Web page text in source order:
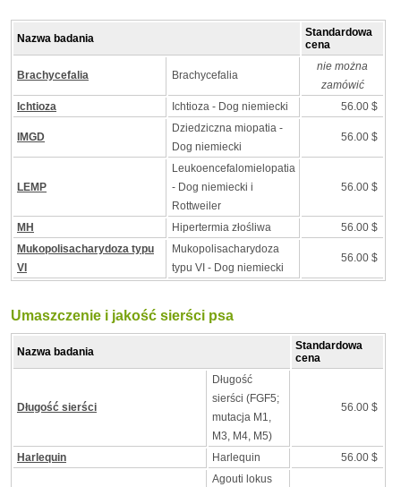
Nazwa badania
Standardowa
cena
Brachycefalia Brachycefalia
nie można
zamówić
Ichtioza
Ichtioza - Dog niemiecki 56.00 $
IMGD
Dziedziczna miopatia -
Dog niemiecki
56.00 $
LEMP
Leukoencefalomielopatia
- Dog niemiecki i
Rottweiler
56.00 $
MH Hipertermia złośliwa
56.00 $
Mukopolisacharydoza typu
VI
Mukopolisacharydoza
typu VI - Dog niemiecki
56.00 $
Umaszczenie i jakość sierści psa
Nazwa badania
Standardowa
cena
Długość sierści
Długość
sierści (FGF5;
mutacja M1,
M3, M4, M5)
56.00 $
Harlequin Harlequin 56.00 $
Agouti lokus